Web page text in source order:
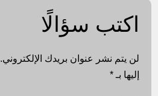
اكتب سؤالًا
لن يتم نشر عنوان بريدك الإلكتروني.
إليها بـ*